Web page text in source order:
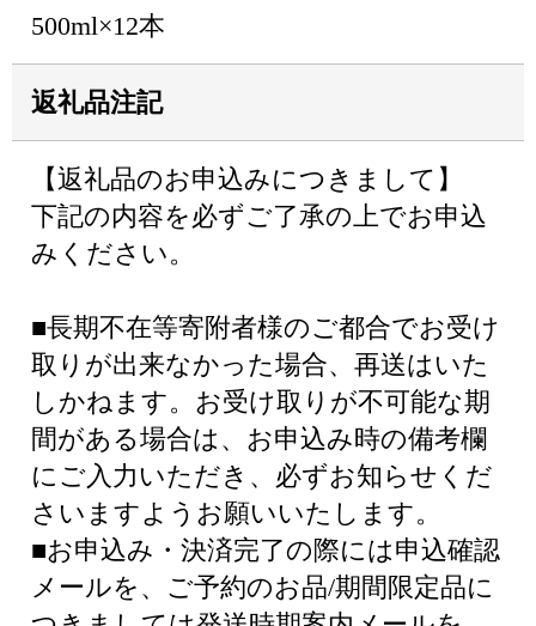
500ml×12本
返礼品注記
【返礼品のお申込みにつきまして】
下記の内容を必ずご了承の上でお申込
みください。
■長期不在等寄附者様のご都合でお受け
取りが出来なかった場合、再送はいた
しかねます。お受け取りが不可能な期
間がある場合は、お申込み時の備考欄
にご入力いただき、必ずお知らせくだ
さいますようお願いいたします。
■お申込み・決済完了の際には申込確認
メールを、ご予約のお品/期間限定品に